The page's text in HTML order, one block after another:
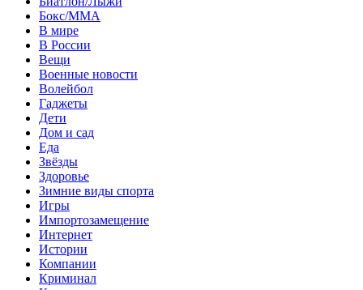
Бокс/MMA
В мире
В России
Вещи
Военные новости
Волейбол
Гаджеты
Дети
Дом и сад
Еда
Звёзды
Здоровье
Зимние виды спорта
Игры
Импортозамещение
Интернет
Истории
Компании
Криминал